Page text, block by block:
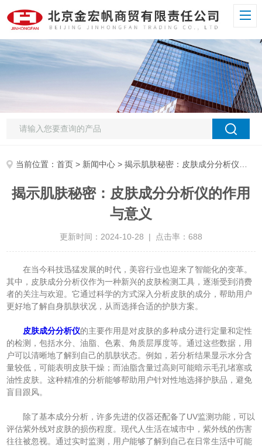
当前位置：首页 > 新闻中心 > 揭示肌肤秘密：皮肤成分分析仪的作用与意义
揭示肌肤秘密：皮肤成分分析仪的作用
与意义
更新时间：2024-10-28 | 点击率：688
在当今科技迅猛发展的时代，美容行业也迎来了智能化的变革。
其中，皮肤成分分析仪作为一种新兴的皮肤检测工具，逐渐受到消费
者的关注与欢迎。它通过科学的方式深入分析皮肤的成分，帮助用户
更好地了解自身肌肤状况，从而选择合适的护肤方案。
皮肤成分分析仪的主要作用是对皮肤的多种成分进行定量和定性
的检测，包括水分、油脂、色素、角质层厚度等。通过这些数据，用
户可以清晰地了解到自己的肌肤状态。例如，若分析结果显示水分含
量较低，可能表明皮肤干燥；而油脂含量过高则可能暗示毛孔堵塞或
油性皮肤。这种精准的分析能够帮助用户针对性地选择护肤品，避免
盲目跟风。
除了基本成分分析，许多先进的仪器还配备了UV监测功能，可以
评估紫外线对皮肤的损伤程度。现代人生活在城市中，紫外线的伤害
往往被忽视。通过实时监测，用户能够了解到自己在日常生活中可能